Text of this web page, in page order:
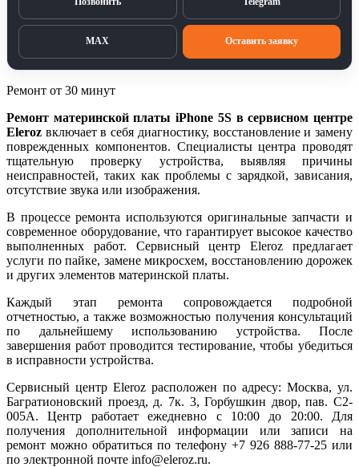
MAX Оставить заявку
Ремонт от 30 минут
Ремонт материнской платы iPhone 5S в сервисном центре
Eleroz включает в себя диагностику, восстановление и замену
поврежденных компонентов. Специалисты центра проводят
тщательную проверку устройства, выявляя причины
неисправностей, таких как проблемы с зарядкой, зависания,
отсутствие звука или изображения.
В процессе ремонта используются оригинальные запчасти и
современное оборудование, что гарантирует высокое качество
выполненных работ. Сервисный центр Eleroz предлагает
услуги по пайке, замене микросхем, восстановлению дорожек
и других элементов материнской платы.
Каждый этап ремонта сопровождается подробной
отчетностью, а также возможностью получения консультаций
по дальнейшему использованию устройства. После
завершения работ проводится тестирование, чтобы убедиться
в исправности устройства.
Сервисный центр Eleroz расположен по адресу: Москва, ул.
Багратионовский проезд, д. 7к. 3, Горбушкин двор, пав. C2-
005A. Центр работает ежедневно с 10:00 до 20:00. Для
получения дополнительной информации или записи на
ремонт можно обратиться по телефону +7 926 888-77-25 или
по электронной почте info@eleroz.ru.